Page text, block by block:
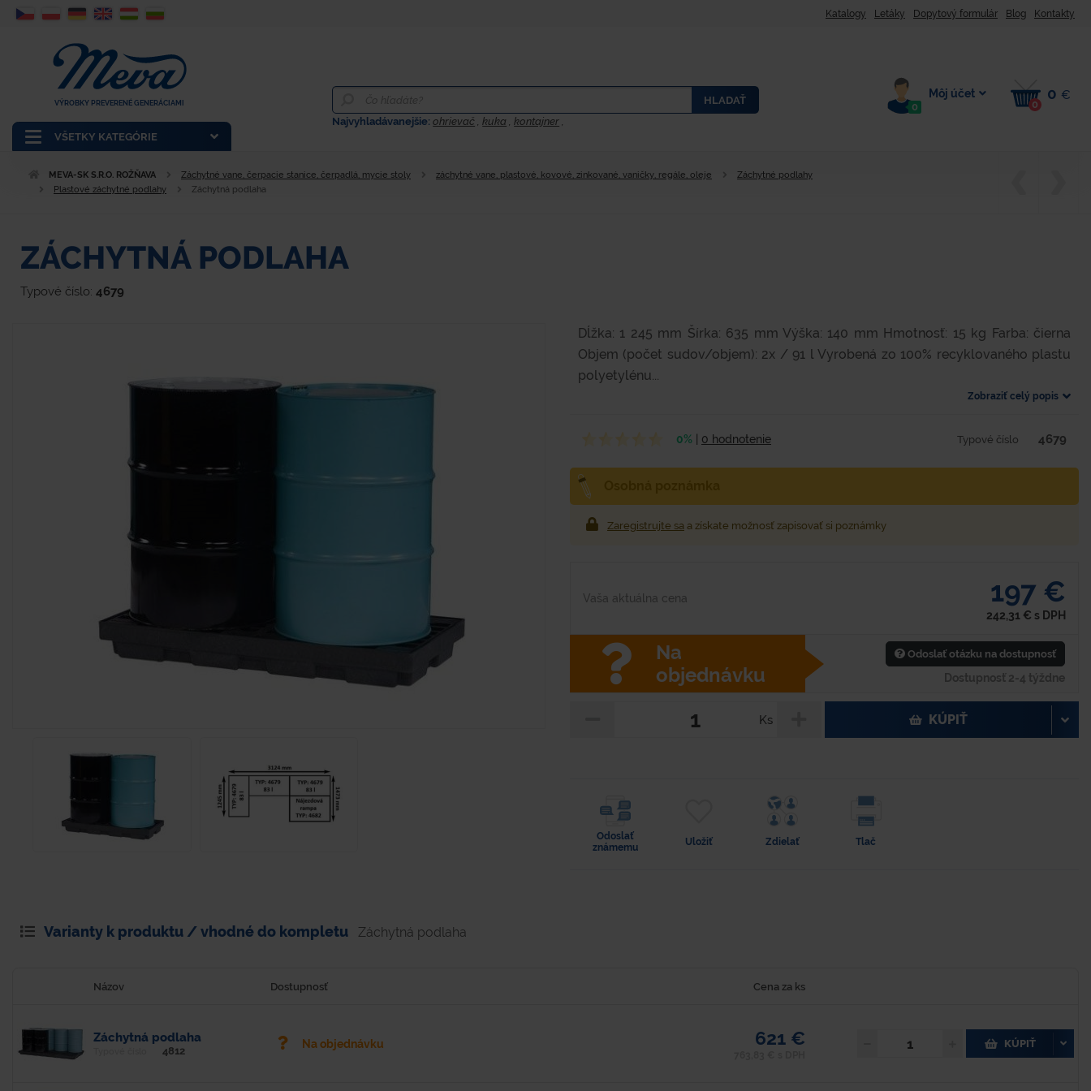
Katalogy Letáky Dopytový formulár Blog Kontakty
VŠETKY KATEGÓRIE
VÝROBKY PREVERENÉ GENERÁCIAMI
HLADAŤ
Najvyhladávanejšie:ohrievač ,kuka ,kontajner ,
0
Môj účet
0
0 €
MEVA-SK S.R.O. ROŽŇAVA Záchytné vane, čerpacie stanice, čerpadlá, mycie stoly záchytné vane, plastové, kovové, zinkované, vaničky, regále, oleje
Záchytné podlahy
Plastové záchytné podlahy
Záchytná podlaha
ZÁCHYTNÁ PODLAHA
Typové číslo: 4679
Dĺžka: 1 245 mm Šírka: 635 mm Výška: 140 mm Hmotnosť: 15 kg Farba: čierna
Objem (počet sudov/objem): 2x / 91 l Vyrobená zo 100% recyklovaného plastu
polyetylénu...
Zobraziť celý popis
0% 0 hodnotenie Typové číslo 4679
Zaregistrujte sa a získate možnosť zapisovať si poznámky
Vaša aktuálna cena 197 €
242,31 € s DPH
Na
objednávku
Odoslať otázku na dostupnosť
Dostupnosť 2-4 týždne
Ks KÚPIŤ
Odoslať
známemu
Uložiť Zdielať Tlač
Varianty k produktu / vhodné do kompletu Záchytná podlaha
Názov Dostupnosť Cena za ks
Záchytná podlaha
4812
Na objednávku 621 € KÚPIŤ